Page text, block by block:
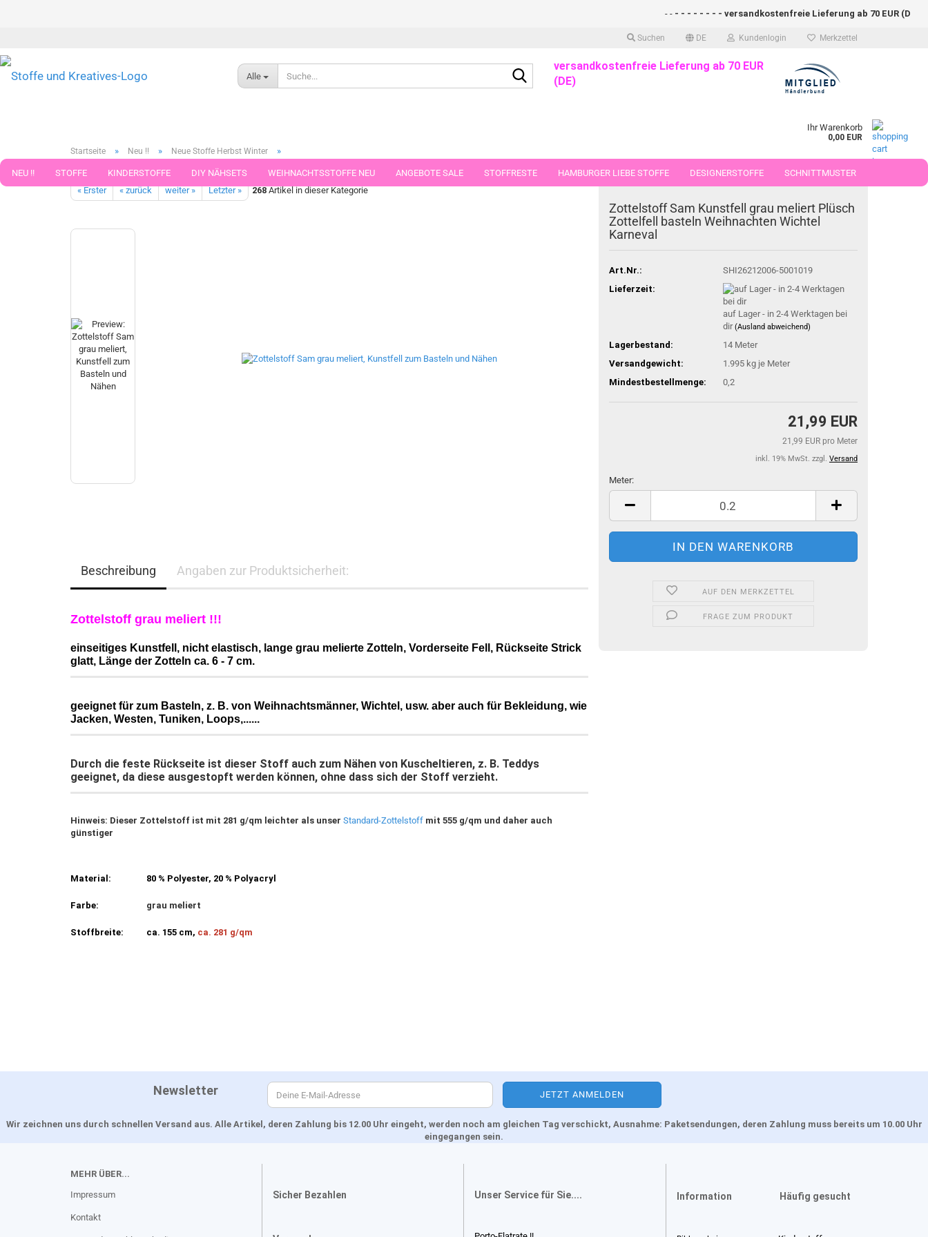
Suchen DE Kundenlogin Merkzettel
- - - - - - - - versandkostenfreie Lieferung ab 70 EUR (DE)-
Alle
Suche...versandkostenfreie Lieferung ab 70 EUR
(DE)
Ihr Warenkorb
0,00 EUR
NEU !! STOFFE KINDERSTOFFE DIY NÄHSETS WEIHNACHTSSTOFFE NEU ANGEBOTE SALE STOFFRESTE HAMBURGER LIEBE STOFFE DESIGNERSTOFFE SCHNITTMUSTER
WEBBAND WEBBÄNDER NÄHZUBEHÖR WOLLE UND ZUBEHÖR STOFFE IN STÜCKEN VON 25 UND 50 CM
Startseite » Neu !! » Neue Stoffe Herbst Winter »
« Erster « zurück weiter » Letzter » 268 Artikel in dieser Kategorie
Zottelstoff Sam Kunstfell grau meliert Plüsch
Zottelfell basteln Weihnachten Wichtel
Karneval
Art.Nr.:
SHI26212006-5001019
Lieferzeit:
auf Lager - in 2-4 Werktagen bei
dir(Ausland abweichend)
Lagerbestand: 14 Meter
Versandgewicht:
1.995 kg je Meter
Mindestbestellmenge:
0,2
21,99 EUR
21,99 EUR pro Meter
inkl. 19% MwSt. zzgl. Versand
Meter:
Meter
AUF DEN MERKZETTEL
FRAGE ZUM PRODUKT
Beschreibung Angaben zur Produktsicherheit:
Zottelstoff grau meliert !!!
einseitiges Kunstfell, nicht elastisch, lange grau melierte Zotteln, Vorderseite Fell, Rückseite Strick
glatt, Länge der Zotteln ca. 6 - 7 cm.
geeignet für zum Basteln, z. B. von Weihnachtsmänner, Wichtel, usw. aber auch für Bekleidung, wie
Jacken, Westen, Tuniken, Loops,......
Durch die feste Rückseite ist dieser Stoff auch zum Nähen von Kuscheltieren, z. B. Teddys
geeignet, da diese ausgestopft werden können, ohne dass sich der Stoff verzieht.
Hinweis: Dieser Zottelstoff ist mit 281 g/qm leichter als unser Standard-Zottelstoff mit 555 g/qm und daher auch
günstiger
Material: 80 % Polyester, 20 % Polyacryl
Farbe: grau meliert
Stoffbreite: ca. 155 cm, ca. 281 g/qm
Newsletter
Wir zeichnen uns durch schnellen Versand aus. Alle Artikel, deren Zahlung bis 12.00 Uhr eingeht, werden noch am gleichen Tag verschickt, Ausnahme: Paketsendungen, deren Zahlung muss bereits um 10.00 Uhr
eingegangen sein.
MEHR ÜBER...
Impressum
Kontakt
Sicher Bezahlen Unser Service für Sie.... Information Häufig gesucht